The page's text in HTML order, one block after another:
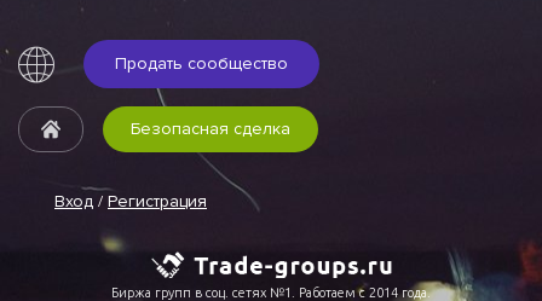
Продать сообщество
Вход / Регистрация
Безопасная сделка
Биржа групп в соц. сетях №1. Работаем с 2014 года.